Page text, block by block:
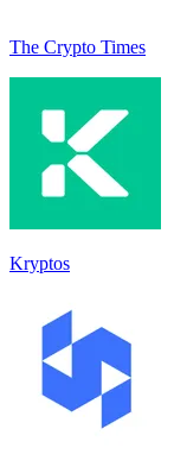
The Crypto Times
Kryptos